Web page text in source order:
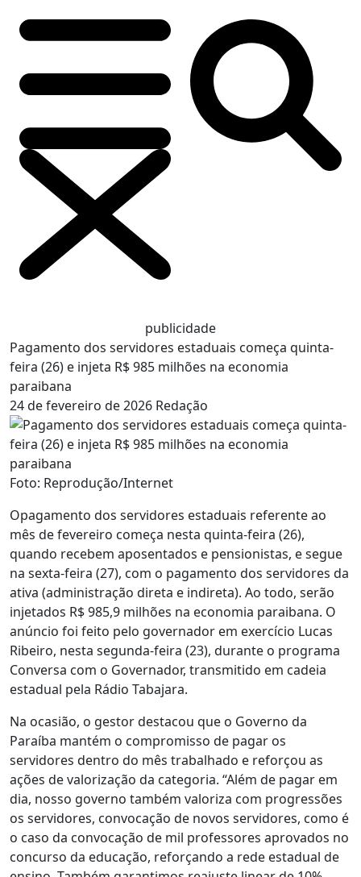
publicidade
Pagamento dos servidores estaduais começa quinta-
feira (26) e injeta R$ 985 milhões na economia
paraibana
24 de fevereiro de 2026 Redação
Foto: Reprodução/Internet
Opagamento dos servidores estaduais referente ao
mês de fevereiro começa nesta quinta-feira (26),
quando recebem aposentados e pensionistas, e segue
na sexta-feira (27), com o pagamento dos servidores da
ativa (administração direta e indireta). Ao todo, serão
injetados R$ 985,9 milhões na economia paraibana. O
anúncio foi feito pelo governador em exercício Lucas
Ribeiro, nesta segunda-feira (23), durante o programa
Conversa com o Governador, transmitido em cadeia
estadual pela Rádio Tabajara.
Na ocasião, o gestor destacou que o Governo da
Paraíba mantém o compromisso de pagar os
servidores dentro do mês trabalhado e reforçou as
ações de valorização da categoria. “Além de pagar em
dia, nosso governo também valoriza com progressões
os servidores, convocação de novos servidores, como é
o caso da convocação de mil professores aprovados no
concurso da educação, reforçando a rede estadual de